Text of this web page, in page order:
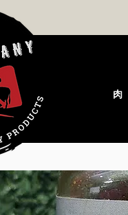
肉